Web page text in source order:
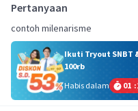
Pertanyaan
contoh milenarisme
Ikuti Tryout SNBT
100rb
Habis dalam
01 :